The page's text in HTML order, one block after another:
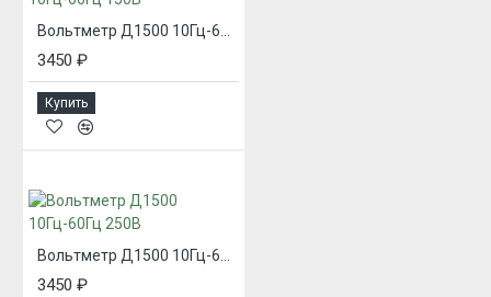
Вольтметр Д1500 10Гц-60Гц 150В
3450 ₽
Купить
Вольтметр Д1500 10Гц-60Гц 250В
3450 ₽